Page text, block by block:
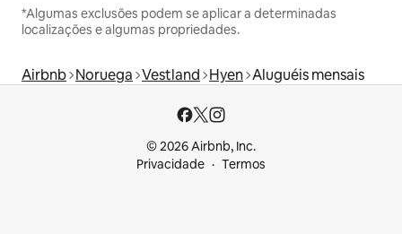
*Algumas exclusões podem se aplicar a determinadas
localizações e algumas propriedades.
Airbnb Noruega Vestland Hyen Aluguéis mensais
© 2026 Airbnb, Inc.
Privacidade
Termos